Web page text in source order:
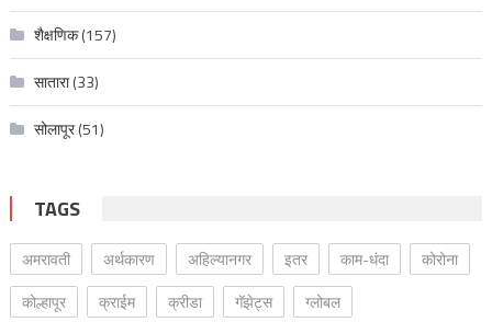
शैक्षणिक(157)
सातारा(33)
सोलापूर(51)
TAGS
अमरावती अर्थकारण अहिल्यानगर इतर काम-धंदा
कोरोना
कोल्हापूर
क्राईम क्रीडा गॅझेट्स
ग्लोबल